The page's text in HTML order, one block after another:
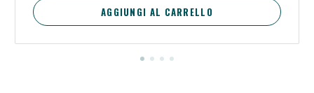
AGGIUNGI AL CARRELLO